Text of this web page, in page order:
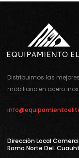
Distribuimos las
mobiliario en acero
Direcciòn Local
Roma Norte Del.